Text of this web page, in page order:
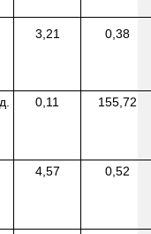
3,21 0,38
0,11 155,72
4,57 0,52